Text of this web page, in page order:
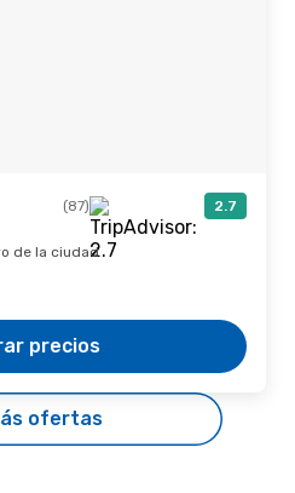
(87) 2.7
de la ciudad
precios
ofertas